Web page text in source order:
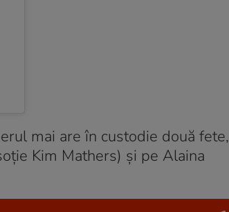
mai are în custodie două fete,
Kim Mathers) și pe Alaina